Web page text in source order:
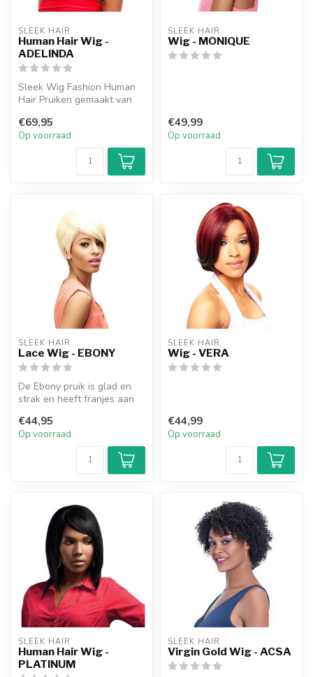
SLEEK HAIR
Human Hair Wig -
ADELINDA
Sleek Wig Fashion Human
Hair Pruiken gemaakt van
ontworpen o...
€69,95
Op voorraad
SLEEK HAIR
Wig - MONIQUE
€49,99
Op voorraad
SLEEK HAIR
Lace Wig - EBONY
De Ebony pruik is glad en
strak en heeft franjes aan
€44,95
Op voorraad
SLEEK HAIR
Wig - VERA
€44,99
Op voorraad
SLEEK HAIR
Human Hair Wig -
PLATINUM
SLEEK HAIR
Virgin Gold Wig - ACSA